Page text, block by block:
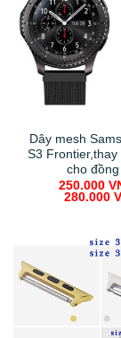
Dây mesh
S3 Frontier,thay
cho
250.000
280.000